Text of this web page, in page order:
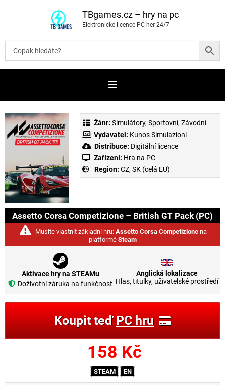
t
b
TBgames.cz – hry na pc
Elektronické licence PC her 24/7
Žánr: Simulátory, Sportovní, Závodní
Vydavatel: Kunos Simulazioni
Distribuce: Digitální licence
Zařízení: Hra na PC
Region: CZ, SK (celá EU)
Assetto Corsa Competizione – British GT Pack (PC)
Musíte vlastnit základní hru: Assetto Corsa Competizionena
platformě Steam
Aktivace hry na STEAMu
Doživotní záruka na funkčnost
Anglická lokalizace
Hlas, titulky, uživatelské prostředí
Koupit teďPC hru
158 Kč
STEAM EN